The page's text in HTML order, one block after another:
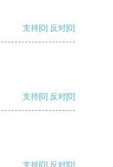
支持[0] 反对[0]
支持[0] 反对[0]
支持[0] 反对[0]